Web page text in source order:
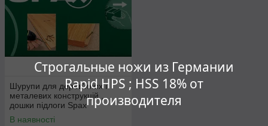
Строгальные ножи из Германии
Rapid HPS ; HSS 18% от
производителя
Шурупи для дерев'яних і
металевих конструкцій ,
дошки підлоги Spax
(Німеччина )
В наявності